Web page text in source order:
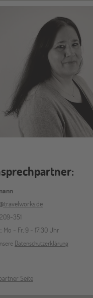
351
- Fr, 9 - 17:30 Uhr
Datenschutzerklärung
Seite